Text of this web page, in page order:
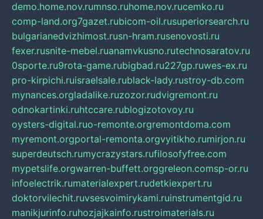
demo.home.nov.rumnso.ruhome.nov.rucemko.ru
comp-land.org7gazet.rubicom-oil.rusuperiorsearch.ru
bulgarianedvizhimost.rusn-hram.rusenovosti.ru
fexer.rusnite-mebel.ruanamvkusno.rutechnosaratov.ru
0sporte.ru9rota-game.rubigbad.ru227gp.ruwes-ex.ru
pro-kirpichi.ruisraelsale.rublack-lady.rustroy-db.com
mynances.orgladalike.ruzozor.rudvigremont.ru
odnokartinki.ruhtccare.rublogizotovoy.ru
oysters-digital.ruo-remonte.orgremontdoma.com
myremont.orgportal-remonta.orgvyitikho.rumirjon.ru
superdeutsch.rumycrazystars.rufilosofyfree.com
mypetslife.orgwarren-buffett.orggreleon.comsp-or.ru
infoelectrik.rumaterialexpert.rudetkiexpert.ru
doktorvilechit.ruvsesvoimirykami.ruinstrumentgid.ru
manikjurinfo.ruhozjajkainfo.rustroimaterials.ru